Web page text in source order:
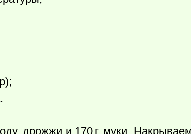
дрожжи и 170 г. муки.